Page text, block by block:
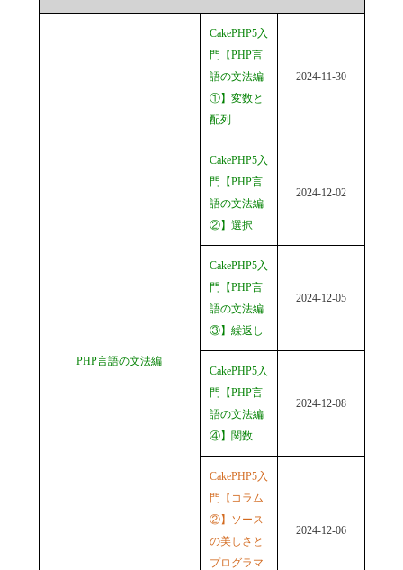
PHP言語の文法編
CakePHP5入
門【PHP言
語の文法編
①】変数と
配列
2024-11-30
CakePHP5入
門【PHP言
語の文法編
②】選択
2024-12-02
CakePHP5入
門【PHP言
語の文法編
③】繰返し
2024-12-05
CakePHP5入
門【PHP言
語の文法編
④】関数
2024-12-08
CakePHP5入
門【コラム
②】ソース
の美しさと
プログラマ
2024-12-06